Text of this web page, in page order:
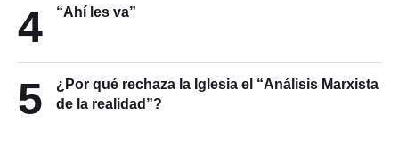
4 “Ahí les va”
5
¿Por qué rechaza la Iglesia el “Análisis Marxista
de la realidad”?